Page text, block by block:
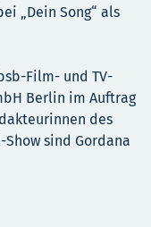
„Dein Song“ als
Film- und TV-
Berlin im Auftrag
des
sind Gordana